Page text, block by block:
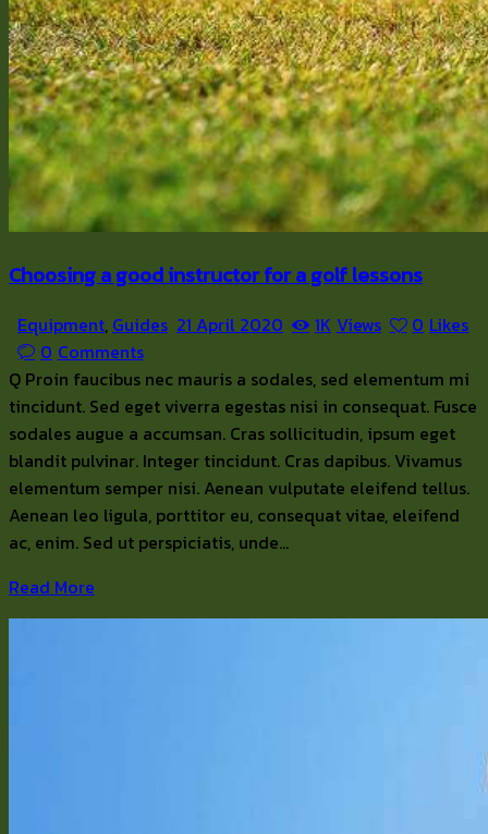
Choosing a good instructor for a golf lessons
Equipment, Guides 21 April 2020 1K Views 0 Likes
0 Comments
Q Proin faucibus nec mauris a sodales, sed elementum mi
tincidunt. Sed eget viverra egestas nisi in consequat. Fusce
sodales augue a accumsan. Cras sollicitudin, ipsum eget
blandit pulvinar. Integer tincidunt. Cras dapibus. Vivamus
elementum semper nisi. Aenean vulputate eleifend tellus.
Aenean leo ligula, porttitor eu, consequat vitae, eleifend
ac, enim. Sed ut perspiciatis, unde…
Read More